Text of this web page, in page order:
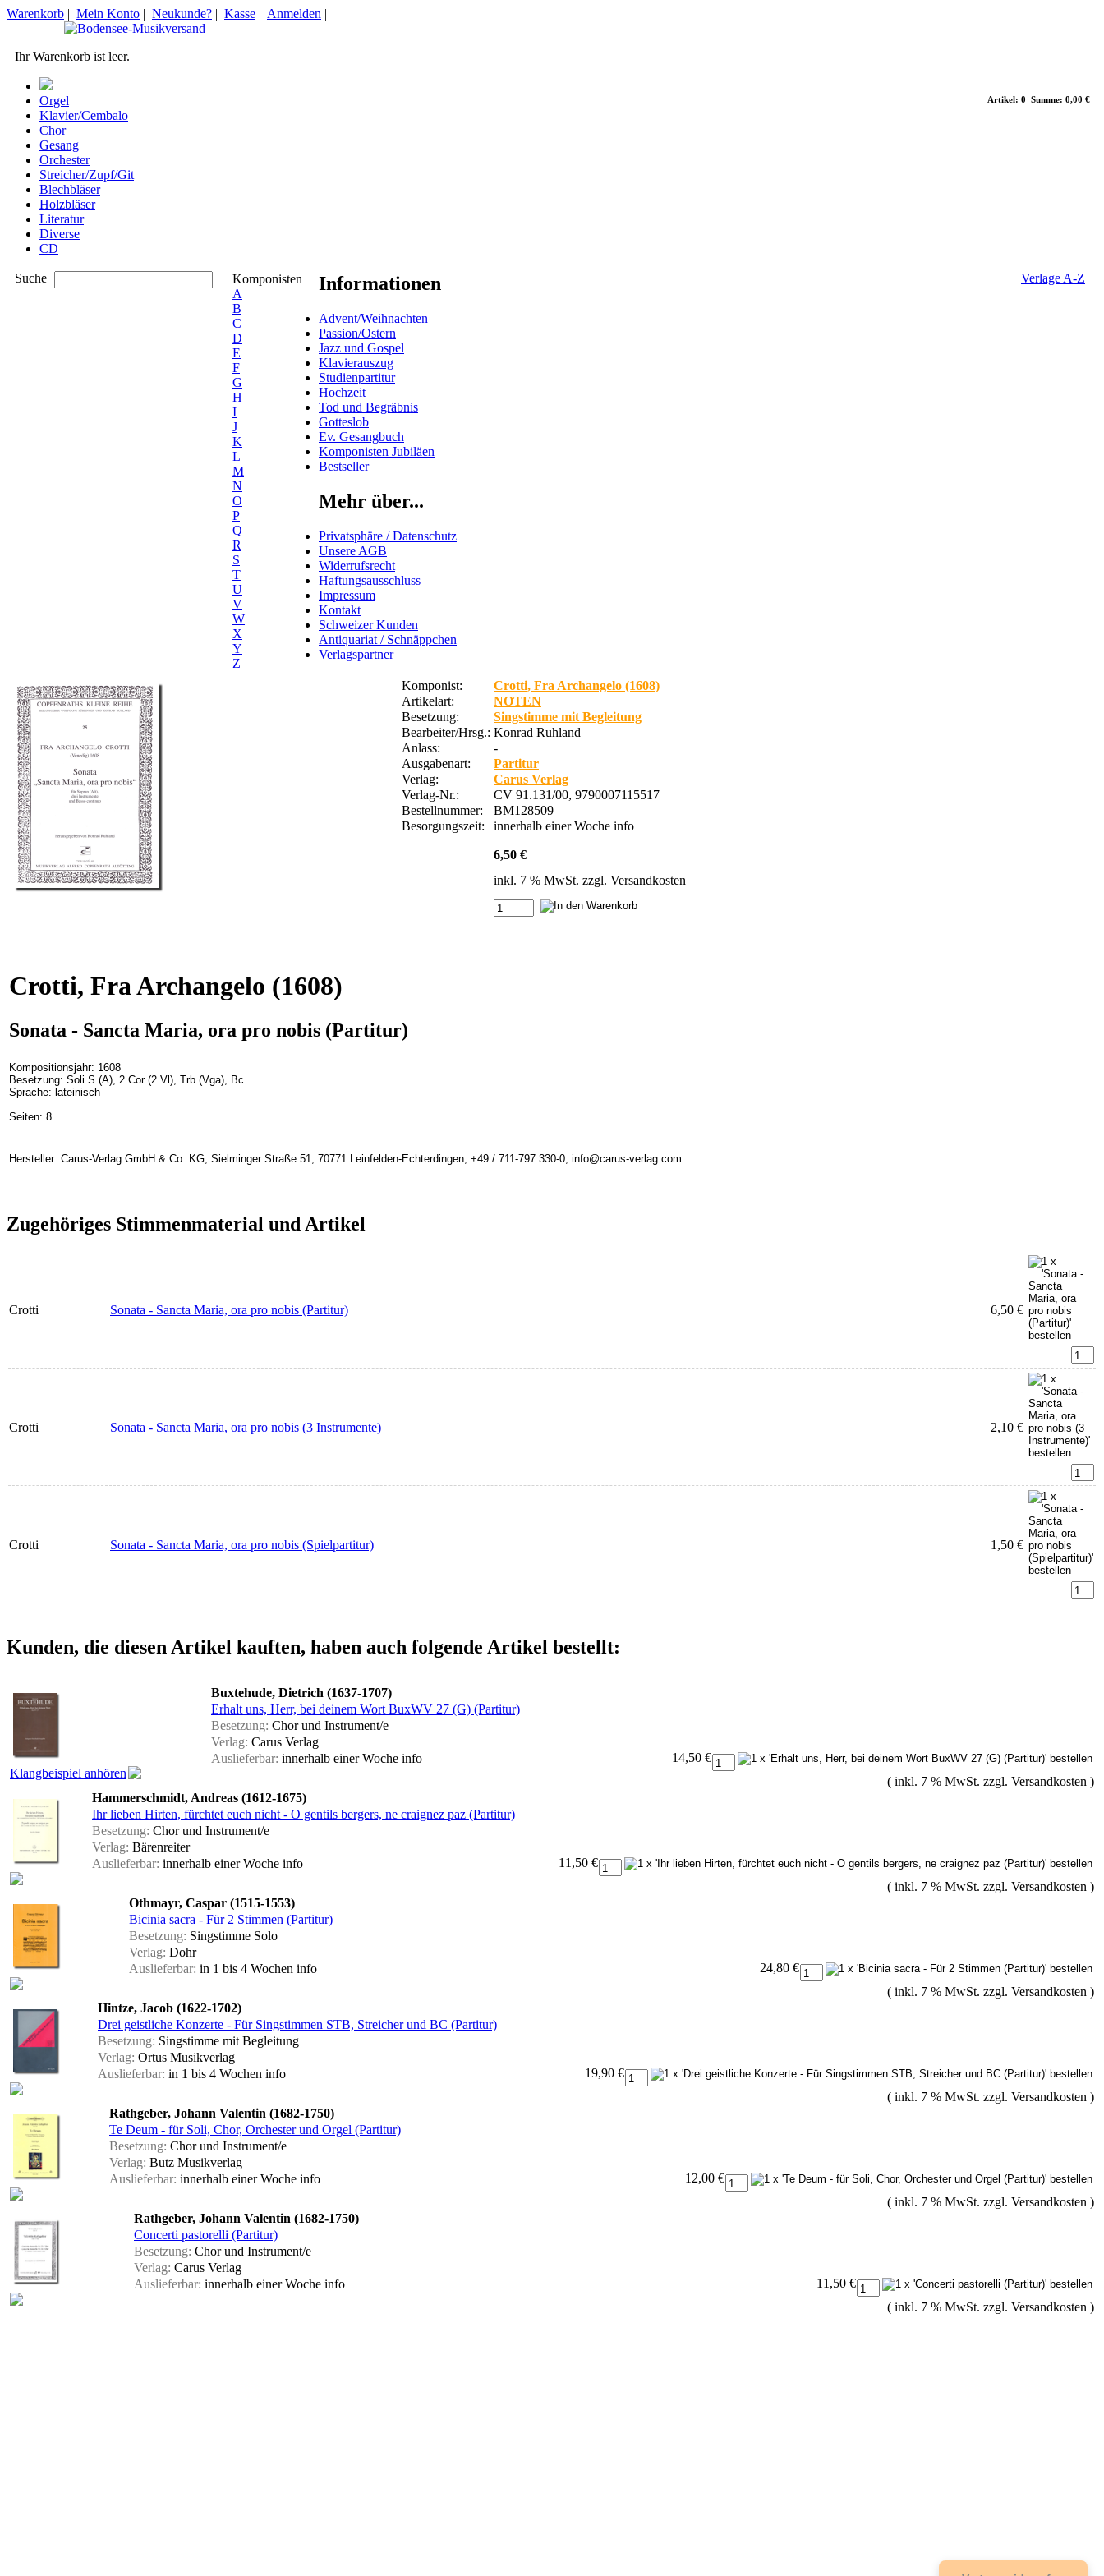
Artikel: 0 Summe: 0,00 €
Warenkorb | Mein Konto | Neukunde? | Kasse | Anmelden |
Ihr Warenkorb ist leer.
Orgel
Klavier/Cembalo
Chor
Gesang
Orchester
Streicher/Zupf/Git
Blechbläser
Holzbläser
Literatur
Diverse
CD
Suche
Komponisten
A
B
C
D
E
F
G
H
I
J
K
L
M
N
O
P
Q
R
S
T
U
V
W
X
Y
Z
Verlage A-Z
Informationen
Advent/Weihnachten
Passion/Ostern
Jazz und Gospel
Klavierauszug
Studienpartitur
Hochzeit
Tod und Begräbnis
Gotteslob
Ev. Gesangbuch
Komponisten Jubiläen
Bestseller
Mehr über...
Privatsphäre / Datenschutz
Unsere AGB
Widerrufsrecht
Haftungsausschluss
Impressum
Kontakt
Schweizer Kunden
Antiquariat / Schnäppchen
Verlagspartner
Komponist:
Crotti, Fra Archangelo (1608)
Artikelart:
NOTEN
Besetzung:
Singstimme mit Begleitung
Bearbeiter/Hrsg.: Konrad Ruhland
Anlass:
-
Ausgabenart:
Partitur
Verlag:
Carus Verlag
Verlag-Nr.:
CV 91.131/00, 9790007115517
Bestellnummer:
BM128509
Besorgungszeit:
innerhalb einer Woche info
6,50 €
inkl. 7 % MwSt. zzgl. Versandkosten
Crotti, Fra Archangelo (1608)
Sonata - Sancta Maria, ora pro nobis (Partitur)
Kompositionsjahr: 1608
Besetzung: Soli S (A), 2 Cor (2 Vl), Trb (Vga), Bc
Sprache: lateinisch
Seiten: 8
Hersteller: Carus-Verlag GmbH & Co. KG, Sielminger Straße 51, 70771 Leinfelden-Echterdingen, +49 / 711-797 330-0, info@carus-verlag.com
Zugehöriges Stimmenmaterial und Artikel
Crotti Sonata - Sancta Maria, ora pro nobis (Partitur) 6,50 €
Crotti Sonata - Sancta Maria, ora pro nobis (3 Instrumente) 2,10 €
Crotti Sonata - Sancta Maria, ora pro nobis (Spielpartitur) 1,50 €
Kunden, die diesen Artikel kauften, haben auch folgende Artikel bestellt:
Klangbeispiel anhören
Buxtehude, Dietrich (1637-1707)
Erhalt uns, Herr, bei deinem Wort BuxWV 27 (G) (Partitur)
Besetzung: Chor und Instrument/e
Verlag: Carus Verlag
Auslieferbar: innerhalb einer Woche info
14,50 €
( inkl. 7 % MwSt. zzgl. Versandkosten )
Hammerschmidt, Andreas (1612-1675)
Ihr lieben Hirten, fürchtet euch nicht - O gentils bergers, ne craignez paz (Partitur)
Besetzung: Chor und Instrument/e
Verlag: Bärenreiter
Auslieferbar: innerhalb einer Woche info
11,50 €
( inkl. 7 % MwSt. zzgl. Versandkosten )
Othmayr, Caspar (1515-1553)
Bicinia sacra - Für 2 Stimmen (Partitur)
Besetzung: Singstimme Solo
Verlag: Dohr
Auslieferbar: in 1 bis 4 Wochen info
24,80 €
( inkl. 7 % MwSt. zzgl. Versandkosten )
Hintze, Jacob (1622-1702)
Drei geistliche Konzerte - Für Singstimmen STB, Streicher und BC (Partitur)
Besetzung: Singstimme mit Begleitung
Verlag: Ortus Musikverlag
Auslieferbar: in 1 bis 4 Wochen info
19,90 €
( inkl. 7 % MwSt. zzgl. Versandkosten )
Rathgeber, Johann Valentin (1682-1750)
Te Deum - für Soli, Chor, Orchester und Orgel (Partitur)
Besetzung: Chor und Instrument/e
Verlag: Butz Musikverlag
Auslieferbar: innerhalb einer Woche info
12,00 €
( inkl. 7 % MwSt. zzgl. Versandkosten )
Rathgeber, Johann Valentin (1682-1750)
Concerti pastorelli (Partitur)
Besetzung: Chor und Instrument/e
Verlag: Carus Verlag
Auslieferbar: innerhalb einer Woche info
11,50 €
( inkl. 7 % MwSt. zzgl. Versandkosten )